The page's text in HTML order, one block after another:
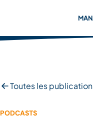
Toutes les
PODCASTS